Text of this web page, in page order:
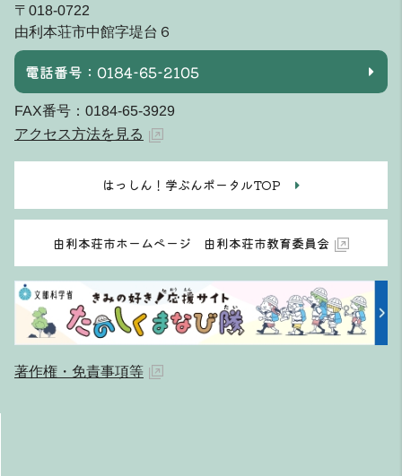
〒018-0722
由利本荘市中館字堤台６
電話番号：0184-65-2105
FAX番号：0184-65-3929
アクセス方法を見る
はっしん！学ぶんポータルTOP
由利本荘市ホームページ 由利本荘市教育委員会
著作権・免責事項等